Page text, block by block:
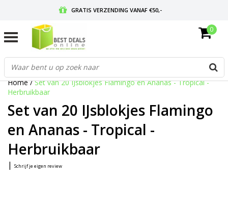
GRATIS VERZENDING VANAF €50,-
GRATIS RETOURNEREN EN 30 DAGEN BEDENKTIJD
0
Home/Set van 20 IJsblokjes Flamingo en Ananas - Tropical -
Herbruikbaar
Set van 20 IJsblokjes Flamingo
en Ananas - Tropical -
Herbruikbaar
| Schrijf je eigen review